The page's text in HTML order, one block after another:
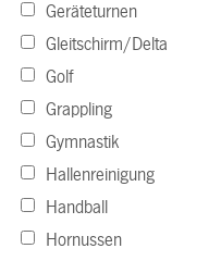
Geräteturnen
Gleitschirm/Delta
Golf
Grappling
Gymnastik
Hallenreinigung
Handball
Hornussen